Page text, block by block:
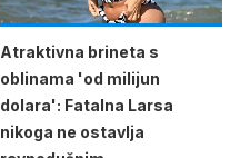
Atraktivna brineta s
oblinama 'od milijun
dolara': Fatalna Larsa
nikoga ne ostavlja